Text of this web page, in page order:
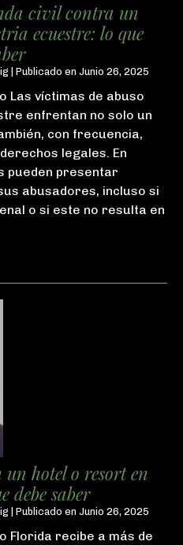
civil contra un
ecuestre: lo que
Publicado en Junio 26, 2025
Las víctimas de abuso
enfrentan no solo un
con frecuencia,
legales. En
pueden presentar
abusadores, incluso si
o si este no resulta en
hotel o resort en
debe saber
Publicado en Junio 26, 2025
Florida recibe a más de